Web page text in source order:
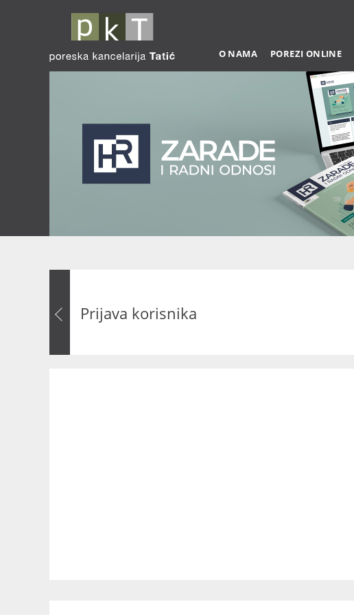
O NAMA POREZI ONLINE
Prijava korisnika